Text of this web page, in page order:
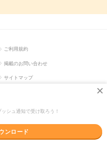
シュ通知で受け取ろう！
ンロード
ご利用規約
掲載のお問い合わせ
サイトマップ